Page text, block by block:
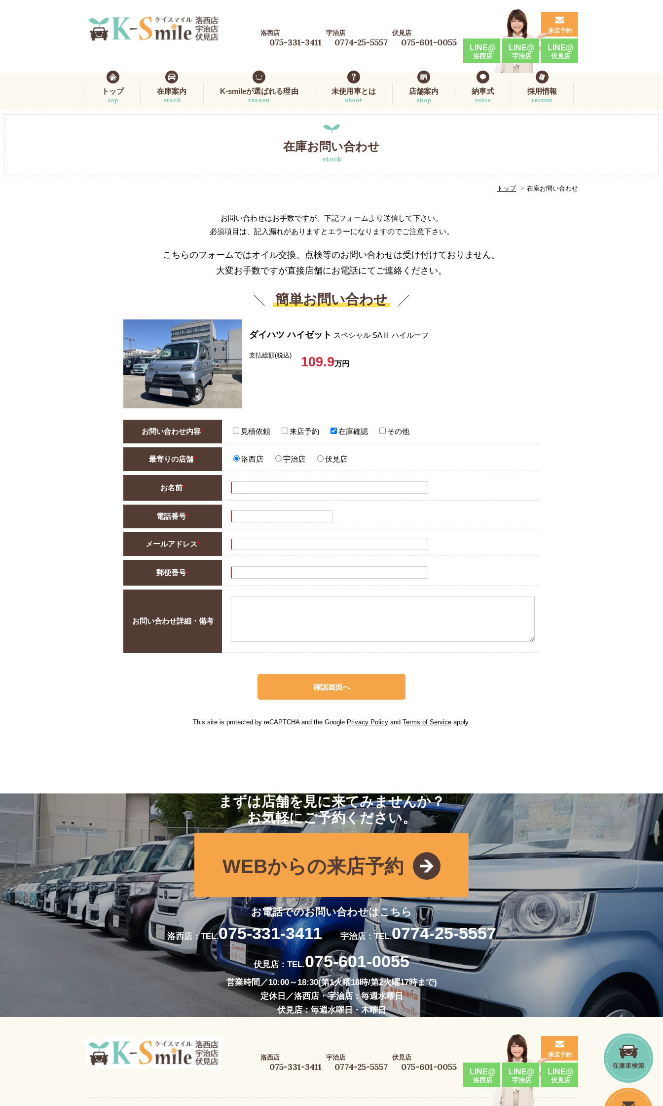
洛西店
075-331-3411
宇治店
0774-25-5557
伏見店
075-601-0055
来店予約
LINE@
洛西店
LINE@
宇治店
LINE@
伏見店
トップ
top
在庫案内
stock
K-smileが選ばれる理由
reason
未使用車とは
about
店舗案内
shop
納車式
voice
採用情報
recruit
在庫お問い合わせ
stock
トップ 在庫お問い合わせ
お問い合わせはお手数ですが、下記フォームより送信して下さい。
必須項目は、記入漏れがありますとエラーになりますのでご注意下さい。
こちらのフォームではオイル交換、点検等のお問い合わせは受け付けておりません。
大変お手数ですが直接店舗にお電話にてご連絡ください。
簡単お問い合わせ
ダイハツ ハイゼット スペシャル SAⅢ ハイルーフ
支払総額(税込) 109.9万円
お問い合わせ内容* 見積依頼 来店予約 在庫確認 その他
最寄りの店舗* 洛西店 宇治店 伏見店
お名前*
電話番号*
メールアドレス*
郵便番号*
お問い合わせ詳細・備考
This site is protected by reCAPTCHA and the Google Privacy Policy and Terms of Service apply.
まずは店舗を見に来てみませんか？
お気軽にご予約ください。
WEBからの来店予約
お電話でのお問い合わせはこちら
洛西店：TEL.075-331-3411 宇治店：TEL.0774-25-5557
伏見店：TEL.075-601-0055
営業時間／10:00～18:30(第1火曜18時/第2火曜17時まで)
定休日／洛西店・宇治店：毎週水曜日
伏見店：毎週水曜日・木曜日
洛西店
075-331-3411
宇治店
0774-25-5557
伏見店
075-601-0055
来店予約
LINE@
洛西店
LINE@
宇治店
LINE@
伏見店